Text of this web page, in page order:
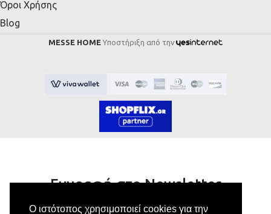
Ο ιστότοπος χρησιμοποιεί cookies για την
Όροι Χρήσης
Blog
MESSE HOME Υποστήριξη από την
Εγγραφή στο Newsletter